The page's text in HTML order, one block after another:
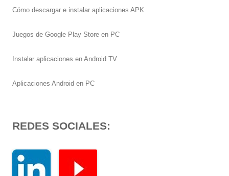
Cómo descargar e instalar aplicaciones APK
Juegos de Google Play Store en PC
Instalar aplicaciones en Android TV
Aplicaciones Android en PC
REDES SOCIALES: